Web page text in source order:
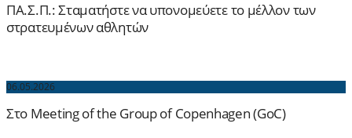
ΠΑ.Σ.Π.: Σταματήστε να υπονομεύετε το μέλλον των
στρατευμένων αθλητών
06.05.2026
Στο Meeting of the Group of Copenhagen (GoC)